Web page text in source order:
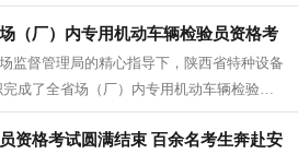
及时扫描下方二维码确认登记，已...
（厂）内专用机动车辆检验员资格考
监督管理局的精心指导下，陕西省特种设备
成了全省场（厂）内专用机动车辆检验员
市场监管所属特检院（所）及其他检测机
资格考试圆满结束 百余名考生奔赴安